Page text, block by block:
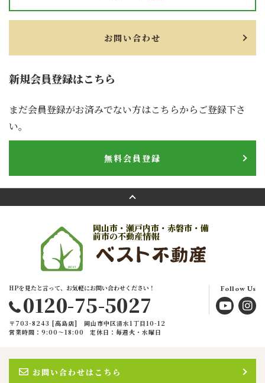
新規会員登録はこちら
まだ会員登録がお済みでない方はこちらからご登録下さ
い。
無料会員登録
お問い合わせ
岡山市・瀬戸内市・赤磐市・備
前市の不動産情報
HPを見たと言って、お気軽にお問い合わせください！
0120-75-5027
Follow Us
〒703-8243 [高島店] 岡山市中区清水1丁目10-12
営業時間：9:00〜18:00
定休日：毎週火・水曜日
お問い合わせはこちら